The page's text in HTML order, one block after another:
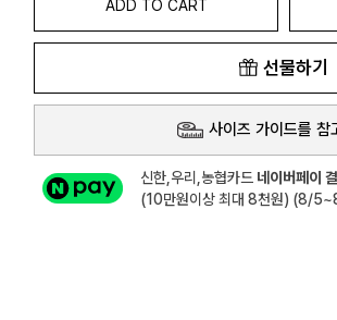
ADD TO CART
선물하기
사이즈 가이드를 참
신한,우리,농협카드 네이버페이
(10만원이상 최대 8천원) (8/